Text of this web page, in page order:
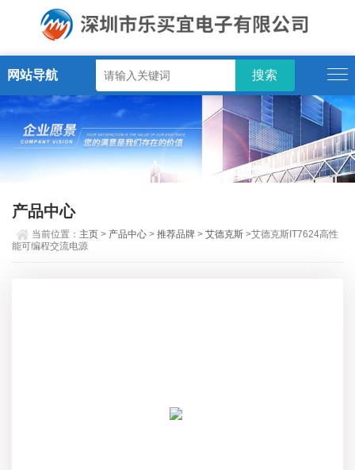
网站导航
产品中心
当前位置： 主页 > 产品中心 >推荐品牌 >艾德克斯 >艾德克斯IT7624高性
能可编程交流电源